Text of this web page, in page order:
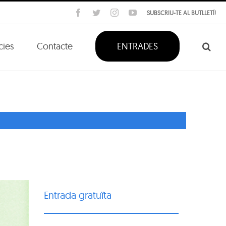
SUBSCRIU-TE AL BUTLLETÍ!
Facebook
TwitterInstagramYouTube
Contacte ENTRADES
Entrada gratuïta